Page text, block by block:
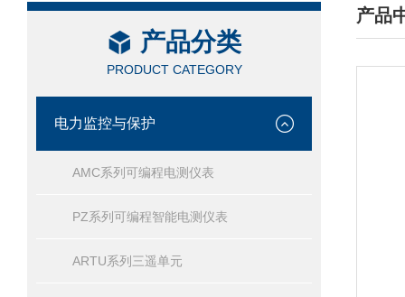
产品分类
PRODUCT CATEGORY
电力监控与保护
AMC系列可编程电测仪表
PZ系列可编程智能电测仪表
ARTU系列三遥单元
产品
/